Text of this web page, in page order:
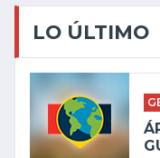
LO ÚLTIMO